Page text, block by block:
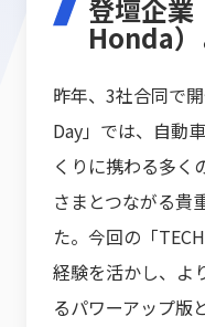
登壇企業
Honda
昨年、3社合同で
Day」では、自動
くりに携わる多く
さまとつながる貴
た。今回の「
経験を活かし、よ
るパワーアップ版